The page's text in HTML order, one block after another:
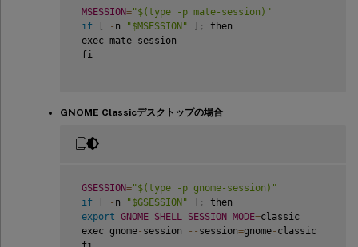
MSESSION="$(type -p mate-session)"
if
[ - n "$MSESSION" ] ;
then
exec mate- session
fi
GNOME Classicデスクトップの場合
GSESSION="$(type -p gnome-session)"
if
[ - n "$GSESSION" ] ;
then
export GNOME_SHELL_SESSION_MODE=classic
exec gnome- session -- session=gnome- classic